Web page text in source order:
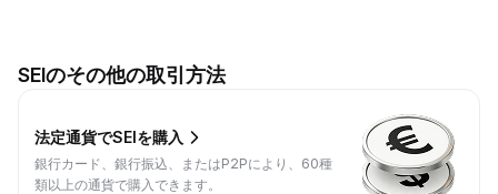
SEIのその他の取引方法
法定通貨でSEIを購入
銀行カード、銀行振込、またはP2Pにより、60種
類以上の通貨で購入できます。